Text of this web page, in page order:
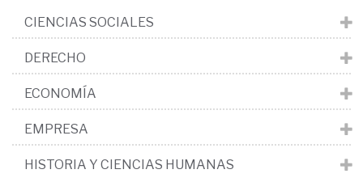
CIENCIAS SOCIALES
DERECHO
ECONOMÍA
EMPRESA
HISTORIA Y CIENCIAS HUMANAS